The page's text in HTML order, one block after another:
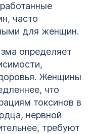
часто
для женщин.
определяет
Женщины
что
токсинов в
нервной
требуют